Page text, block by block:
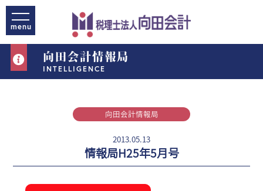
向田会計情報局
INTELLIGENCE
向田会計情報局
2013.05.13
情報局H25年5月号